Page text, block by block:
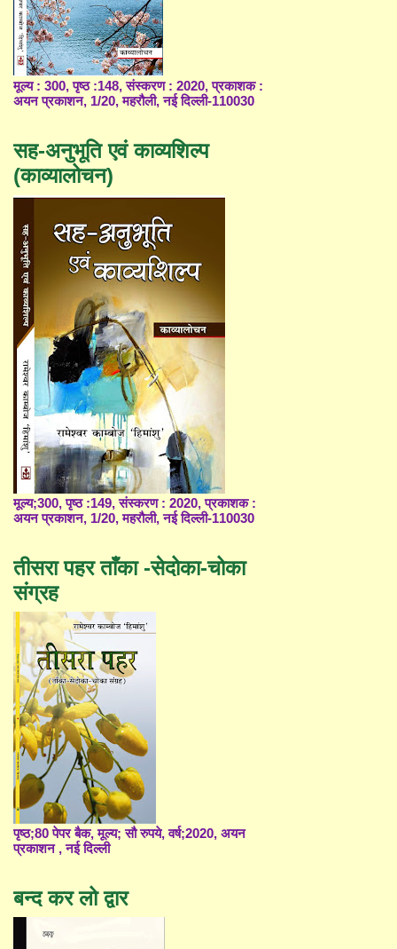
मूल्य : 300, पृष्ठ :148, संस्करण : 2020, प्रकाशक :
अयन प्रकाशन, 1/20, महरौली, नई दिल्ली-110030
सह-अनुभूति एवं काव्यशिल्प
(काव्यालोचन)
मूल्य;300, पृष्ठ :149, संस्करण : 2020, प्रकाशक :
अयन प्रकाशन, 1/20, महरौली, नई दिल्ली-110030
तीसरा पहर ताँका -सेदोका-चोका
संग्रह
पृष्ठ;80 पेपर बैक, मूल्य; सौ रुपये, वर्ष;2020, अयन
प्रकाशन , नई दिल्ली
बन्द कर लो द्वार